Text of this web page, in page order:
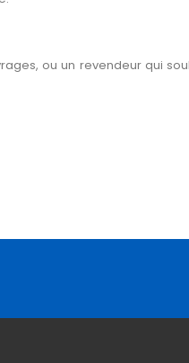
ou un revendeur qui